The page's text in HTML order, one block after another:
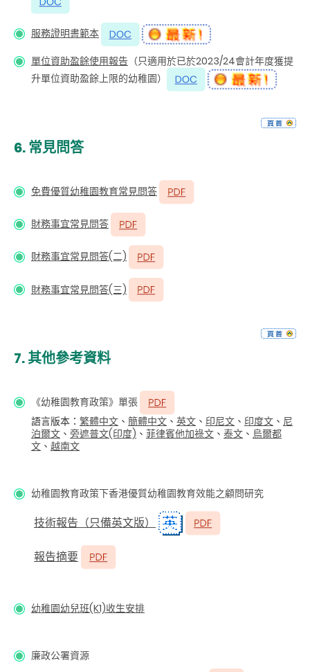
服務證明書範本
單位資助盈餘使用報告 （只適用於已於2023/24會計年度獲提
升單位資助盈餘上限的幼稚園）
6.常見問答
免費優質幼稚園教育常見問答
財務事宜常見問答
財務事宜常見問答(二)
財務事宜常見問答(三)
7.其他參考資料
《幼稚園教育政策》單張
語言版本： 繁體中文 、 簡體中文 、 英文 、 印尼文 、 印度文 、 尼
泊爾文 、 旁遮普文(印度) 、 菲律賓他加祿文 、 泰文 、 烏爾都
文 、 越南文
幼稚園教育政策下香港優質幼稚園教育效能之顧問研究
技術報告（只備英文版）
報告摘要
幼稚園幼兒班(K1)收生安排
廉政公署資源